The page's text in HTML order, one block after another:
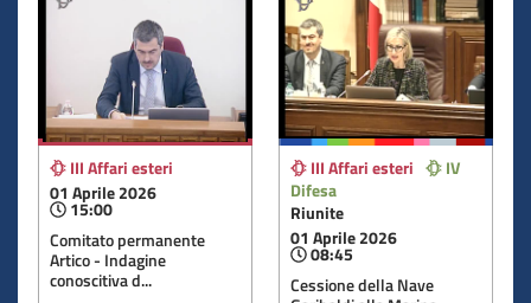
III Affari esteri
01 Aprile 2026
15:00
Comitato permanente
Artico - Indagine
conoscitiva d...
III Affari esteri
IV
Difesa
Riunite
01 Aprile 2026
08:45
Cessione della Nave